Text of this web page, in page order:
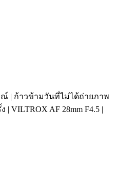
ณ์ | ก้าวข้ามวันที่ไม่ได้ถ่ายภาพ
VILTROX AF 28mm F4.5 |